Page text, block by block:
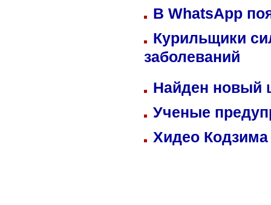
В WhatsApp
Курильщики
заболеваний
Найден
Ученые
Хидео